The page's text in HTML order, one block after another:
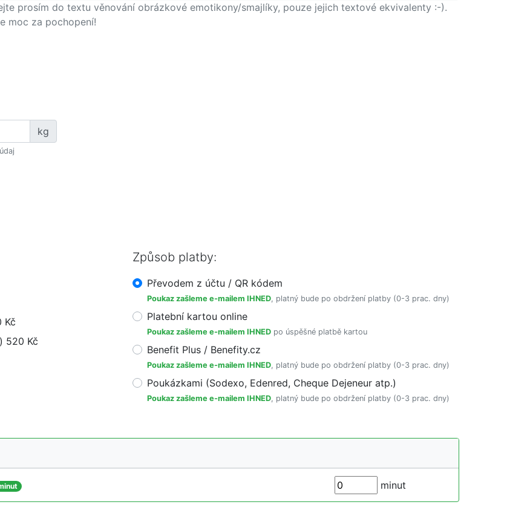
prosím do textu věnování obrázkové emotikony/smajlíky, pouze jejich textové ekvivalenty :-).
moc za pochopení!
kg
Kč
520 Kč
Způsob platby:
Převodem z účtu / QR kódem
Poukaz zašleme e-mailem IHNED, platný bude po obdržení platby (0-3 prac. dny)
Platební kartou online
Poukaz zašleme e-mailem IHNED po úspěšné platbě kartou
Benefit Plus / Benefity.cz
Poukaz zašleme e-mailem IHNED, platný bude po obdržení platby (0-3 prac. dny)
Poukázkami (Sodexo, Edenred, Cheque Dejeneur atp.)
Poukaz zašleme e-mailem IHNED, platný bude po obdržení platby (0-3 prac. dny)
minut